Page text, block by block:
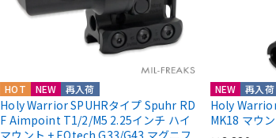
HOT NEW 再入荷
Holy Warrior SPUHRタイプ Spuhr RD
F Aimpoint T1/2/M5 2.25インチ ハイ
マウント + EOtech G33/G43 マグニフ
NEW 再入荷
Holy
MK18 マウ